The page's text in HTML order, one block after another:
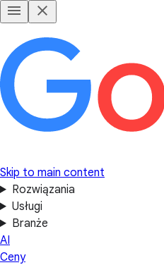
Skip to main content
Rozwiązania
Usługi
Branże
AI
Ceny